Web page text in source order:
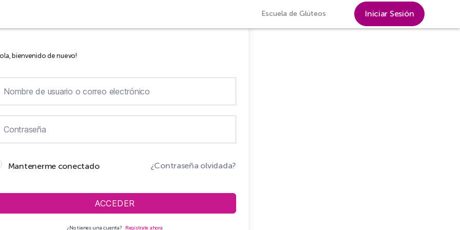
Escuela de Glúteos Iniciar Sesión
bienvenido de nuevo!
Mantenerme conectado ¿Contraseña olvidada?
ACCEDER
¿No tienes una cuenta? Regístrate ahora